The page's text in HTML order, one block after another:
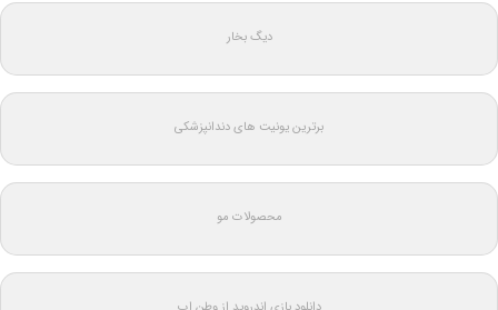
دیگ بخار
برترین یونیت های دندانپزشکی
محصولات مو